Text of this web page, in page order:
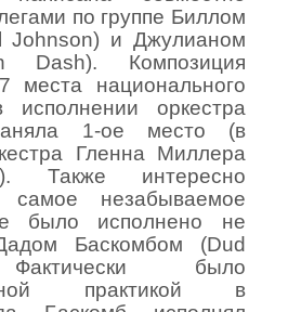
по группе Биллом
Johnson) и Джулианом
Dash). Композиция
места национального
оркестра
1-ое место (в
Гленна Миллера
Также интересно
самое незабываемое
было исполнено не
Баскомбом (Dud
было
практикой в